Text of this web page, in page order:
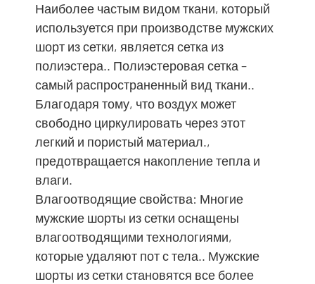
Наиболее частым видом ткани, который
используется при производстве мужских
шорт из сетки, является сетка из
полиэстера.. Полиэстеровая сетка –
самый распространенный вид ткани..
Благодаря тому, что воздух может
свободно циркулировать через этот
легкий и пористый материал.,
предотвращается накопление тепла и
влаги.
Влагоотводящие свойства: Многие
мужские шорты из сетки оснащены
влагоотводящими технологиями,
которые удаляют пот с тела.. Мужские
шорты из сетки становятся все более